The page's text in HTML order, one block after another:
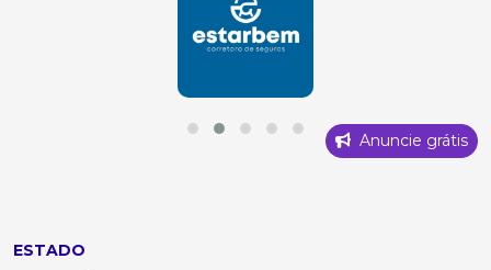
Anuncie grátis
ESTADO